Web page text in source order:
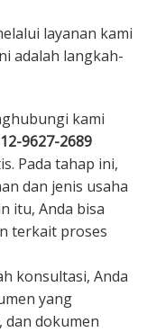
layanan kami
adalah langkah-
kami
9627-2689
Pada tahap ini,
dan jenis usaha
itu, Anda bisa
terkait proses
konsultasi, Anda
yang
dan dokumen